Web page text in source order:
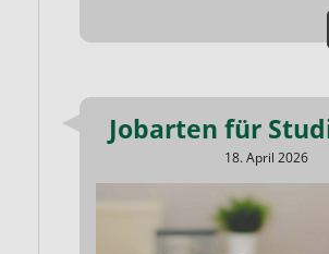
Jobarten für
18. April 2026